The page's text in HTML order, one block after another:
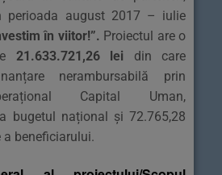
perioada august 2017 – iulie
în viitor!”. Proiectul are o
21.633.721,26 lei din care
nerambursabilă prin
Capital Uman,
bugetul național și 72.765,28
beneficiarului.